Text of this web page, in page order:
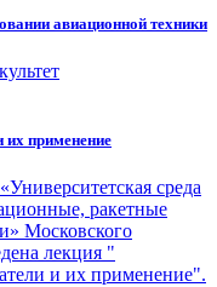
авиационной техники
их применение
среда
ракетные
Московского
лекция "
и их применение".